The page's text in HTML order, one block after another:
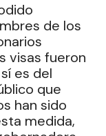
de los
visas fueron
es del
que
han sido
medida,